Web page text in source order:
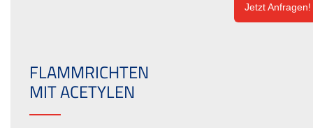
Jetzt Anfragen!
FLAMMRICHTEN
MIT ACETYLEN